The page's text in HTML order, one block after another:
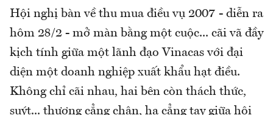
Hội nghị bàn về thu mua điều vụ 2007 - diễn ra
hôm 28/2 - mở màn bằng một cuộc... cãi vã đầy
kịch tính giữa một lãnh đạo Vinacas với đại
diện một doanh nghiệp xuất khẩu hạt điều.
Không chỉ cãi nhau, hai bên còn thách thức,
suýt... thượng cẳng chân, hạ cẳng tay giữa hội